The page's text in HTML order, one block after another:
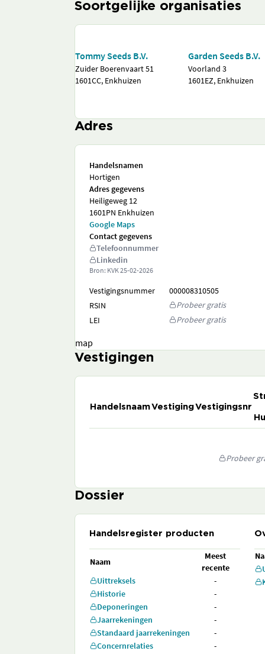
Soortgelijke organisaties
Tommy Seeds B.V.
Zuider Boerenvaart 51
1601CC, Enkhuizen
Garden Seeds B.V.
Voorland 3
1601EZ, Enkhuizen
Adres
Handelsnamen
Hortigen
Adres gegevens
Heiligeweg 12
1601PN Enkhuizen
Google Maps
Contact gegevens
Telefoonnummer
Linkedin
Bron: KVK25-02-2026
Vestigingsnummer
000008310505
RSIN
Probeer gratis
LEI
Probeer gratis
map
Vestigingen
HandelsnaamVestigingVestigingsnr
Probeer
Dossier
Handelsregister producten
Naam
Meest
recente
Uittreksels
-
Historie
-
Deponeringen
-
Jaarrekeningen
-
Standaard jaarrekeningen
-
Concernrelaties
-